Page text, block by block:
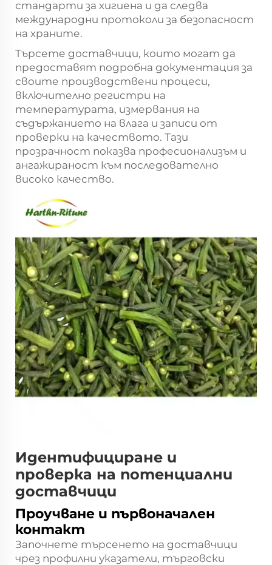
стандарти за хигиена и да следва
международни протоколи за безопасност
на храните.
Търсете доставчици, които могат да
предоставят подробна документация за
своите производствени процеси,
включително регистри на
температурата, измервания на
съдържанието на влага и записи от
проверки на качеството. Тази
прозрачност показва професионализъм и
ангажираност към последователно
високо качество.
Идентифициране и
проверка на потенциални
доставчици
Проучване и първоначален
контакт
Започнете търсенето на доставчици
чрез профилни указатели, търговски